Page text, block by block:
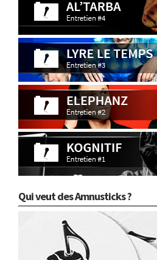
Qui veut des Amnusticks ?